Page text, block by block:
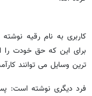
کاربری به نام رقیه
برای این که حق خودت را
ترین وسایل می توانند
فرد دیگری نوشته است: